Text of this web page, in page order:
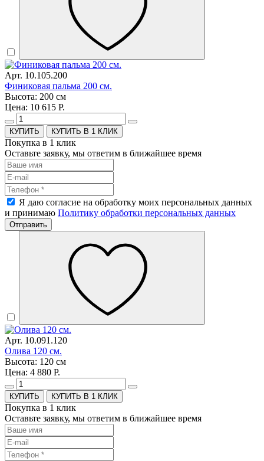
Арт. 10.105.200
Финиковая пальма 200 см.
Высота: 200 см
Цена: 10 615 Р.
КУПИТЬ В 1 КЛИК
Покупка в 1 клик
Оставьте заявку, мы ответим в ближайшее время
Я даю согласие на обработку моих персональных данных
и принимаю Политику обработки персональных данных
Отправить
Арт. 10.091.120
Олива 120 см.
Высота: 120 см
Цена: 4 880 Р.
КУПИТЬ В 1 КЛИК
Покупка в 1 клик
Оставьте заявку, мы ответим в ближайшее время